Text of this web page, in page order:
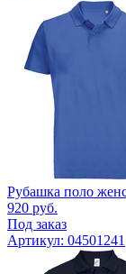
Рубашка поло
920 руб.
Под заказ
Артикул: 04501241